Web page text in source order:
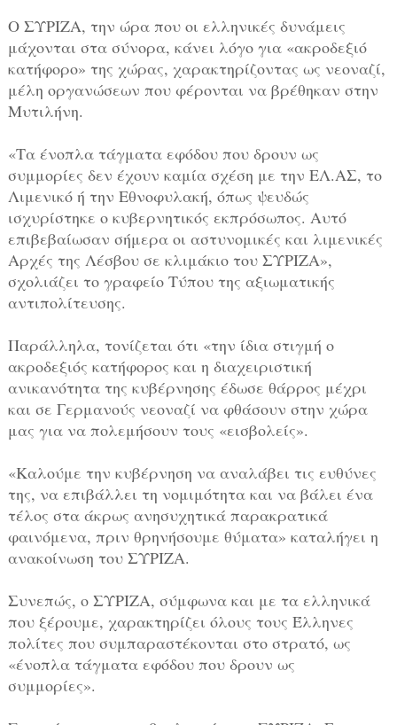
Ο ΣΥΡΙΖΑ, την ώρα που οι ελληνικές δυνάμεις
μάχονται στα σύνορα, κάνει λόγο για «ακροδεξιό
κατήφορο» της χώρας, χαρακτηρίζοντας ως νεοναζί,
μέλη οργανώσεων που φέρονται να βρέθηκαν στην
Μυτιλήνη.
«Τα ένοπλα τάγματα εφόδου που δρουν ως
συμμορίες δεν έχουν καμία σχέση με την ΕΛ.ΑΣ, το
Λιμενικό ή την Εθνοφυλακή, όπως ψευδώς
ισχυρίστηκε ο κυβερνητικός εκπρόσωπος. Αυτό
επιβεβαίωσαν σήμερα οι αστυνομικές και λιμενικές
Αρχές της Λέσβου σε κλιμάκιο του ΣΥΡΙΖΑ»,
σχολιάζει το γραφείο Τύπου της αξιωματικής
αντιπολίτευσης.
Παράλληλα, τονίζεται ότι «την ίδια στιγμή ο
ακροδεξιός κατήφορος και η διαχειριστική
ανικανότητα της κυβέρνησης έδωσε θάρρος μέχρι
και σε Γερμανούς νεοναζί να φθάσουν στην χώρα
μας για να πολεμήσουν τους «εισβολείς».
«Καλούμε την κυβέρνηση να αναλάβει τις ευθύνες
της, να επιβάλλει τη νομιμότητα και να βάλει ένα
τέλος στα άκρως ανησυχητικά παρακρατικά
φαινόμενα, πριν θρηνήσουμε θύματα» καταλήγει η
ανακοίνωση του ΣΥΡΙΖΑ.
Συνεπώς, ο ΣΥΡΙΖΑ, σύμφωνα και με τα ελληνικά
που ξέρουμε, χαρακτηρίζει όλους τους Έλληνες
πολίτες που συμπαραστέκονται στο στρατό, ως
«ένοπλα τάγματα εφόδου που δρουν ως
συμμορίες».